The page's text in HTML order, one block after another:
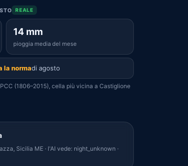
REALE
14 mm
pioggia media del mese
la normadi agosto
(1806–2015), cella più vicina a Castiglione
Sicilia ME · l'AI vede: night_unknown ·